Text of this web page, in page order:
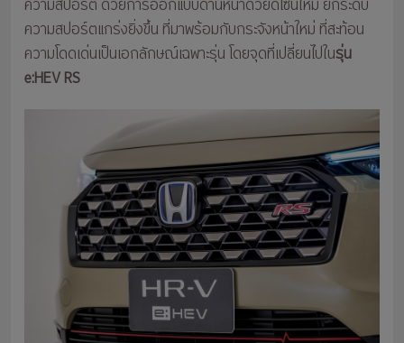
ความสปอร์ต ด้วยการออกแบบด้านหน้าด้วยดีไซน์ใหม่ ยกระดับ
ความสปอร์ตแกร่งยิ่งขึ้น ที่มาพร้อมกับกระจังหน้าใหม่ ที่สะท้อน
ความโดดเด่นเป็นเอกลักษณ์เฉพาะรุ่น โดยจุดที่เปลี่ยนไปในรุ่น
e:HEV RS